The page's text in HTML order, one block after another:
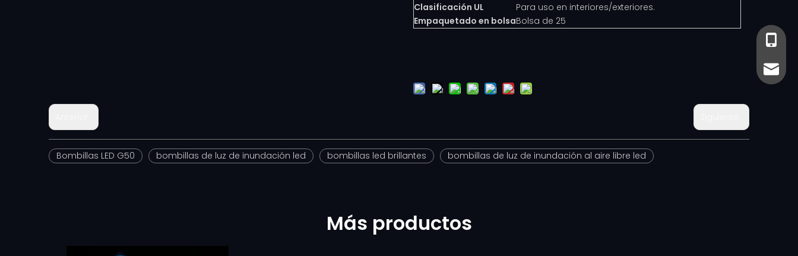
Clasificación UL
Para uso en interiores/exteriores.
Empaquetado en bolsaBolsa de 25
Bombillas LED G50 bombillas de luz de inundación led bombillas led brillantes bombillas de luz de inundación al aire libre led
Más productos
+86-
+86-